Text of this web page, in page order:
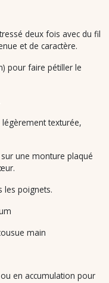
deux fois avec du fil
et de caractère.
pour faire pétiller le
légèrement texturée,
une monture plaqué
les poignets.
main
en accumulation pour